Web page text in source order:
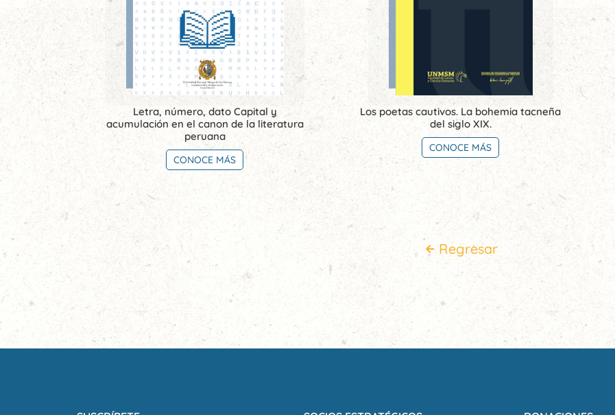
Letra, número, dato Capital y
acumulación en el canon de la literatura
peruana
CONOCE MÁS
Los poetas cautivos. La bohemia tacneña
del siglo XIX.
CONOCE MÁS
Regresar